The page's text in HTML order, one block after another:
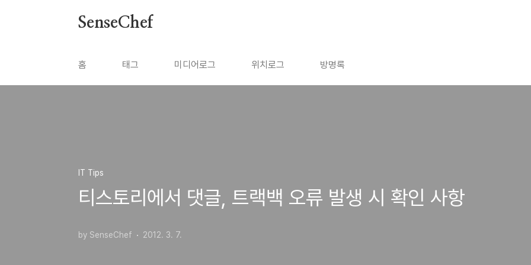
SenseChef
홈 태그 미디어로그 위치로그 방명록
IT Tips
티스토리에서 댓글, 트랙백 오류 발생 시 확인 사항
by SenseChef 2012. 3. 7.